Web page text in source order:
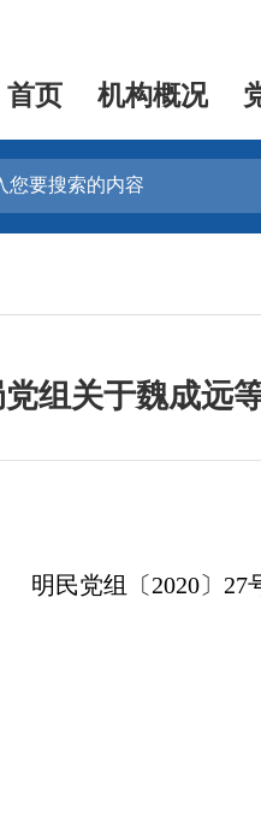
首页 机构概况
组关于魏成远
明民党组〔2020〕 27